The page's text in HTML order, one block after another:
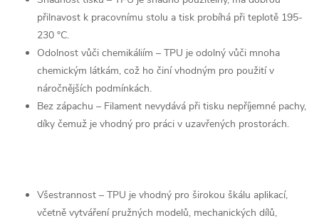
přilnavost k pracovnímu stolu a tisk probíhá při teplotě 195-
230 °C.
Odolnost vůči chemikáliím – TPU je odolný vůči mnoha
chemickým látkám, což ho činí vhodným pro použití v
náročnějších podmínkách.
Bez zápachu – Filament nevydává při tisku nepříjemné pachy,
díky čemuž je vhodný pro práci v uzavřených prostorách.
Všestrannost – TPU je vhodný pro širokou škálu aplikací,
včetně vytváření pružných modelů, mechanických dílů,